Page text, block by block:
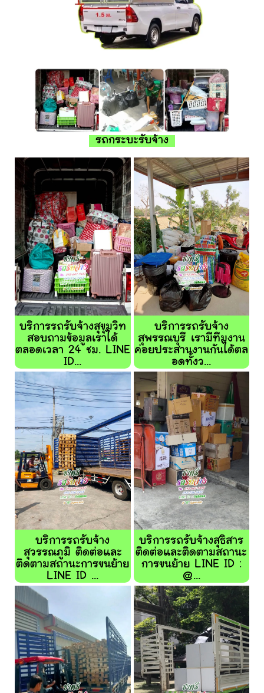
รถกระบะรับจ้าง
บริการรถรับจ้างสุขุมวิท
สอบถามข้อมูลเราได้
ตลอดเวลา 24 ชม. LINE
ID...
บริการรถรับจ้าง
สุพรรณบุรี เรามีทีมงาน
ค่อยประสานงานกันได้ตล
อดทั้งว...
บริการรถรับจ้าง
สุวรรณภูมิ ติดต่อและ
ติดตามสถานะการขนย้าย
LINE ID ...
บริการรถรับจ้างสุธิสาร
ติดต่อและติดตามสถานะ
การขนย้าย LINE ID :
@...